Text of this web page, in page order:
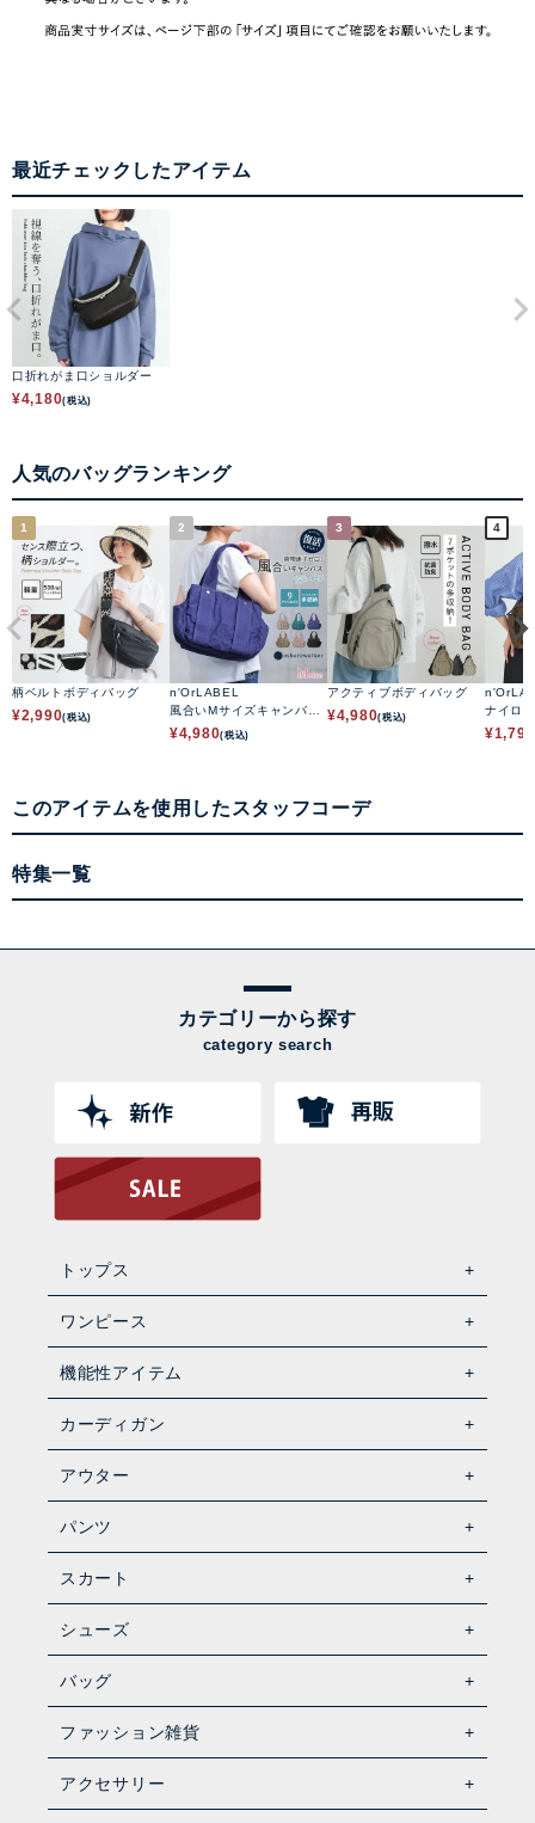
最近チェックしたアイテム
口折れがま口ショルダー
¥4,180(税込)
人気のバッグランキング
1
柄ベルトボディバッグ
¥2,990(税込)
2
n'OrLABEL
風合いMサイズキャンバス
トートバッグ
¥4,980(税込)
3
アクティブボディバッグ
¥4,980(税込)
4
ナイロ
¥1,794
このアイテムを使用したスタッフコーデ
特集一覧
カテゴリーから探す
category search
トップス
ワンピース
機能性アイテム
カーディガン
アウター
パンツ
スカート
シューズ
バッグ
ファッション雑貨
アクセサリー